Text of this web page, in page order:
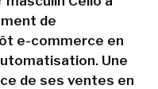
de
e-commerce en
Une
de ses ventes en